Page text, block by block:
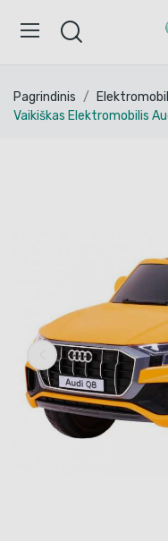
Pagrindinis
Vaikiškas Elektromobilis